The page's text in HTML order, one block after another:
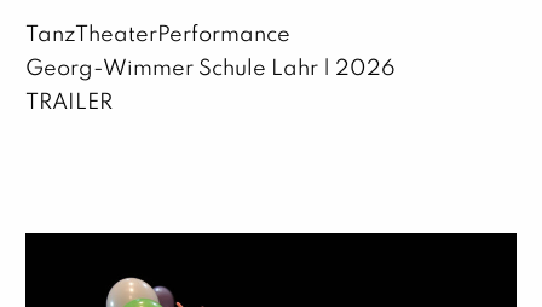
TanzTheaterPerformance
Georg-Wimmer Schule Lahr | 2026
TRAILER